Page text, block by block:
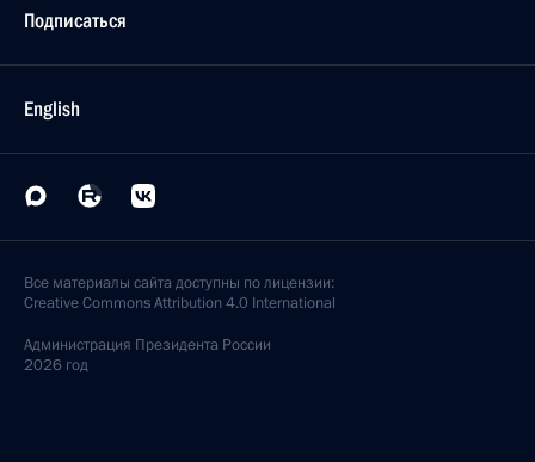
Подписаться
English
Все материалы сайта доступны по лицензии:
Creative Commons Attribution 4.0 International
Администрация Президента России
2026 год